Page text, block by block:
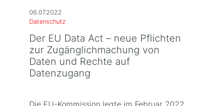
06.07.2022
Datenschutz
Der EU Data Act – neue Pflichten
zur Zugänglichmachung von
Daten und Rechte auf
Datenzugang
Die EU-Kommission legte im Februar 2022